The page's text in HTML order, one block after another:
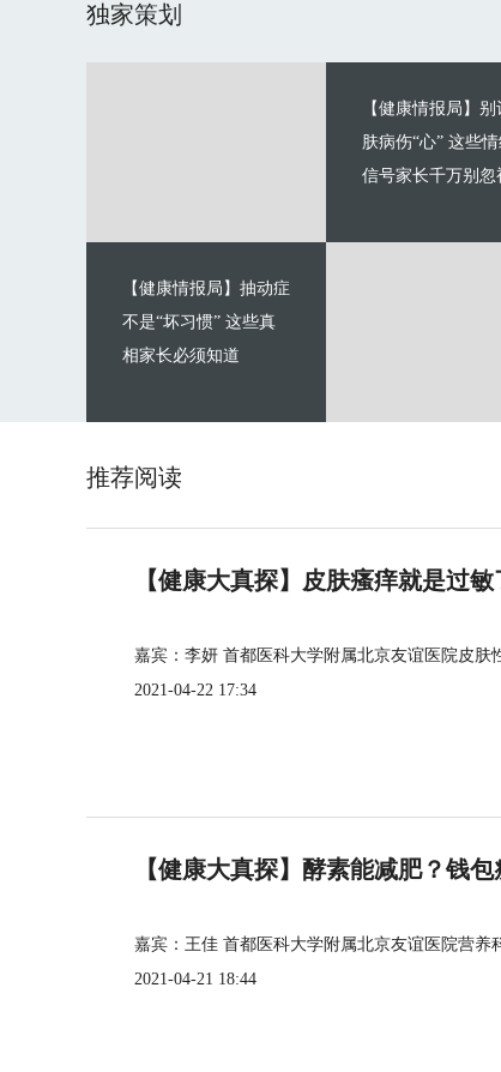
独家策划
【健康情报局】别
肤病伤“心” 这些
信号家长千万别忽
【健康情报局】抽动症
不是“坏习惯” 这些真
相家长必须知道
推荐阅读
【健康大真探】皮肤瘙痒就是过
嘉宾：李妍 首都医科大学附属北京友谊医院皮肤
2021-04-22 17:34
【健康大真探】酵素能减肥？钱
嘉宾：王佳 首都医科大学附属北京友谊医院营养
2021-04-21 18:44